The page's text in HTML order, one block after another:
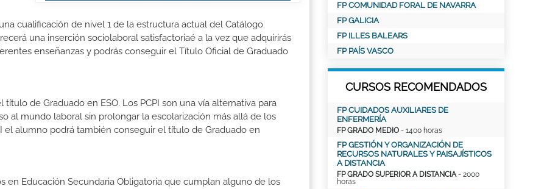
cualificación de nivel 1 de la estructura actual del Catálogo
una inserción sociolaboral satisfactoriaé a la vez que adquirirás
enseñanzas y podrás conseguir el Título Oficial de Graduado
de Graduado en ESO. Los PCPI son una vía alternativa para
al mundo laboral sin prolongar la escolarización más allá de los
alumno podrá también conseguir el título de Graduado en
en Educación Secundaria Obligatoria que cumplan alguno de los
FP COMUNIDAD FORAL DE NAVARRA
FP GALICIA
FP ILLES BALEARS
FP PAÍS VASCO
CURSOS RECOMENDADOS
FP CUIDADOS AUXILIARES DE
ENFERMERÍA
FP GRADO MEDIO - 1400 horas
FP GESTIÓN Y ORGANIZACIÓN DE
RECURSOS NATURALES Y PAISAJÍSTICOS
A DISTANCIA
FP GRADO SUPERIOR A DISTANCIA- 2000
horas